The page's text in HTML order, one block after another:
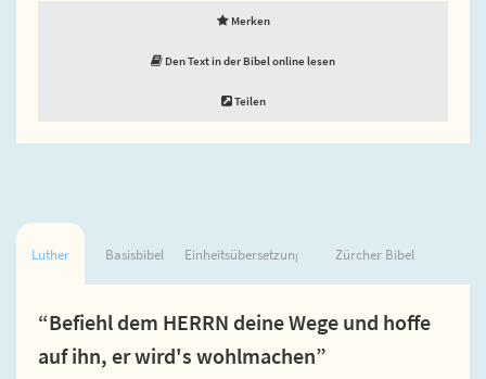
Merken
Den Text in der Bibel online lesen
Teilen
Luther Basisbibel Einheitsübersetzung Zürcher Bibel
“Befiehl dem HERRN deine Wege und hoffe
auf ihn, er wird's wohlmachen”